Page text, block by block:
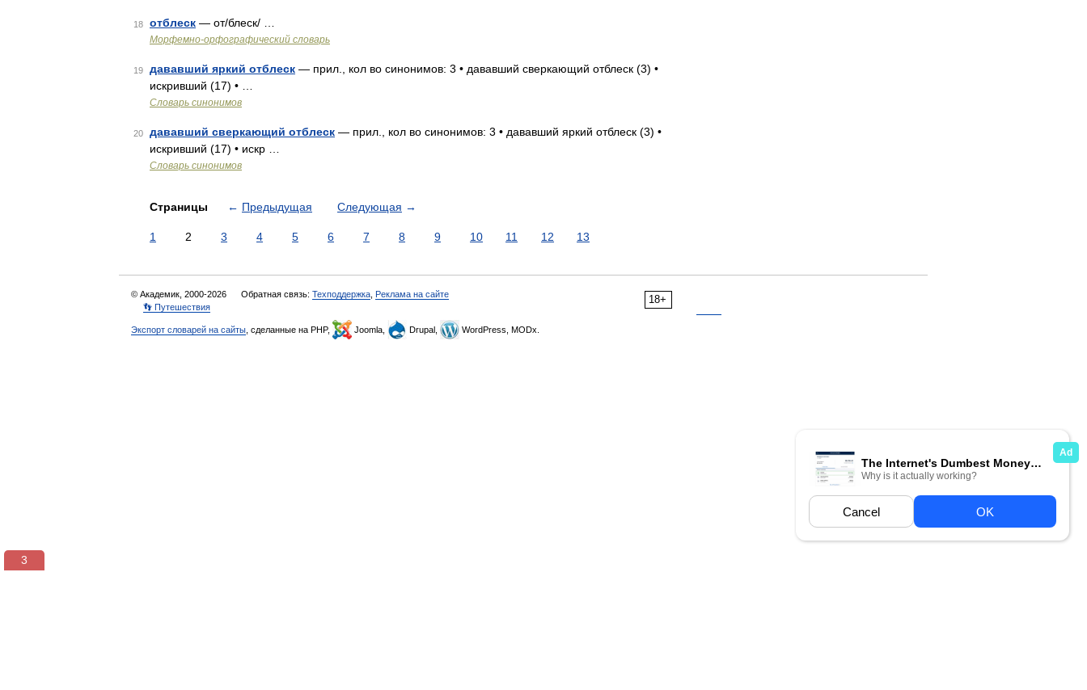
18 отблеск — от/блеск/ …
Морфемно-орфографический словарь
19 дававший яркий отблеск — прил., кол во синонимов: 3 • дававший сверкающий отблеск (3) •
искривший (17) • …
Словарь синонимов
20 дававший сверкающий отблеск — прил., кол во синонимов: 3 • дававший яркий отблеск (3) •
искривший (17) • искр …
Словарь синонимов
Страницы ← Предыдущая Следующая →
1 2 3 4 5 6 7 8 9 10 11 12 13
18+
© Академик, 2000-2026 Обратная связь: Техподдержка Реклама на сайте
👣 Путешествия
Экспорт словарей на сайты , сделанные на PHP, Joomla, Drupal, WordPress, MODx.
3